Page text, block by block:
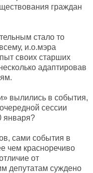
граждан
стало то
и.о.мэра
своих старших
адаптировав
вылились в события,
сессии
января?
сами события в
чем красноречиво
от
депутатам суждено